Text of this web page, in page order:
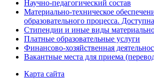
Научно-педагогический состав
Материально-техническое
образовательного процесса.
Стипендии и иные виды
Платные образовательные услуги
Финансово-хозяйственная
Вакантные места для приема
Карта сайта